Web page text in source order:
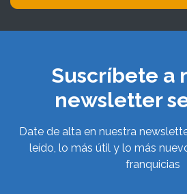
Suscríbete a
newsletter
Date de alta en nuestra
leído, lo más útil y lo más
franquicias